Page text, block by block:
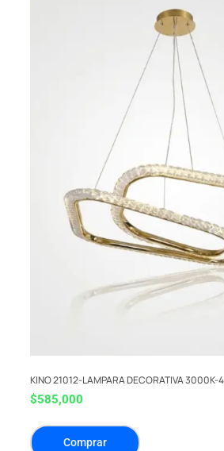
KINO 21012-LAMPARA DECORATIVA 3000K-
$585,000
Comprar